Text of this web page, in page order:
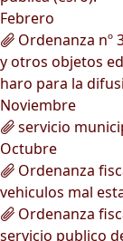
Febrero
Ordenanza nº
y otros objetos
haro para la
Noviembre
servicio
Octubre
Ordenanza
vehiculos mal
Ordenanza
servicio publico